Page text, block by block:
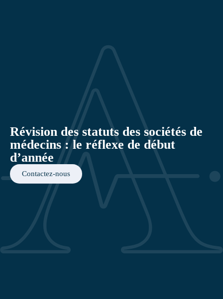
Révision des statuts des sociétés de
médecins : le réflexe de début
d’année
Contactez-nous